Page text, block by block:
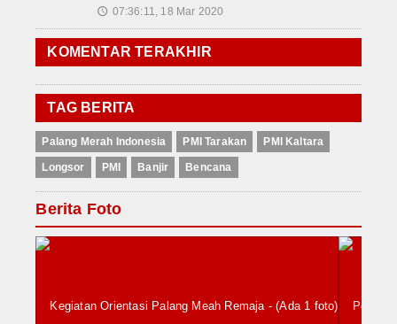
🕔 07:36:11, 18 Mar 2020
KOMENTAR TERAKHIR
TAG BERITA
Palang Merah Indonesia PMI Tarakan PMI Kaltara
Longsor PMI Banjir Bencana
Berita Foto